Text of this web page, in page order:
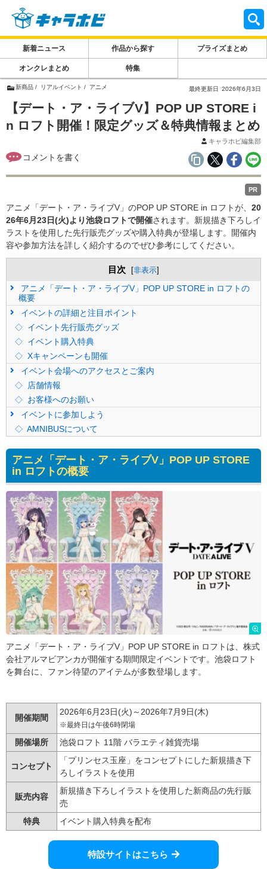
新着ニュース 作品から探す プライズまとめ
オンクレまとめ 特集
新商品 リアルイベント アニメ 最終更新日 2026年6月3日
【デート・ア・ライブV】POP UP STORE i
n ロフト開催！限定グッズ＆特典情報まとめ
キャラホビ編集部
PR
アニメ「デート・ア・ライブV」のPOP UP STORE in ロフトが、 20
26年6月23日(火)より池袋ロフトで開催されます。新規描き下ろしイ
ラストを使用した先行販売グッズや購入特典が登場します。開催内
容や参加方法を詳しく紹介するのでぜひ参考にしてください。
目次 [非表示]
アニメ「デート・ア・ライブV」POP UP STORE in ロフトの
概要
イベントの詳細と注目ポイント
イベント先行販売グッズ
イベント購入特典
Xキャンペーンも開催
イベント会場へのアクセスとご案内
店舗情報
お客様へのお願い
イベントに参加しよう
AMNIBUSについて
アニメ「デート・ア・ライブV」POP UP STORE
in ロフトの概要
アニメ「デート・ア・ライブV」POP UP STORE in ロフトは、株式
会社アルマビアンカが開催する期間限定イベントです。池袋ロフト
を舞台に、ファン待望のアイテムが多数登場します。
開催期間
2026年6月23日(火)～2026年7月9日(木)
※最終日は午後6時閉場
開催場所 池袋ロフト 11階 バラエティ雑貨売場
コンセプト
「プリンセス玉座」をコンセプトにした新規描き下
ろしイラストを使用
販売内容
新規描き下ろしイラストを使用した新商品の先行販
売
特典
イベント購入特典を配布
特設サイトはこちら